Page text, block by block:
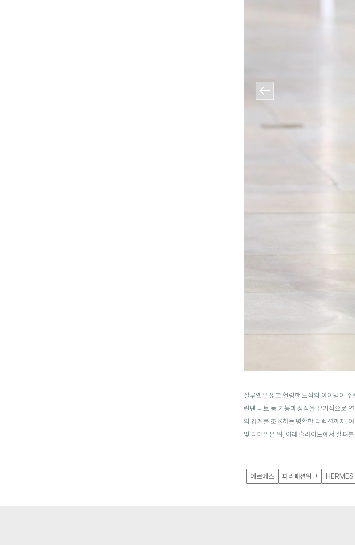
실루엣은 짧고 헐렁한 느낌의 아이템이 주
린넨 니트 등 기능과 장식을 유기적으로
의 경계를 조율하는 명확한 디렉션까지.
및 디테일은 위, 아래 슬라이드에서 살펴
에르메스 파리패션위크 HERMES